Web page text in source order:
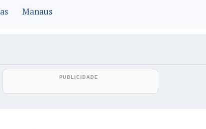
Manaus